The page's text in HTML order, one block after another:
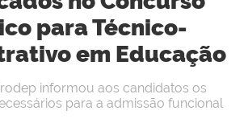
para Técnico-
em Educação
informou aos candidatos os
para a admissão funcional